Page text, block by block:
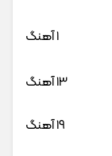
1 آهنگ
13 آهنگ
19 آهنگ